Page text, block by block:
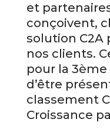
et
conçoivent,
solution C2A
nos clients.
pour la
d’être
classement
Croissance